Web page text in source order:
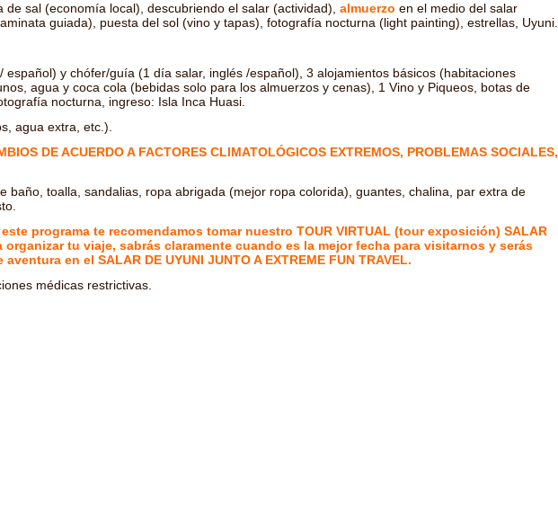
sal (economía local), descubriendo el salar (actividad), almuerzo en el medio del salar
guiada), puesta del sol (vino y tapas), fotografía nocturna (light painting), estrellas, Uyuni.
y chófer/guía (1 día salar, inglés /español), 3 alojamientos básicos (habitaciones
agua y coca cola (bebidas solo para los almuerzos y cenas), 1 Vino y Piqueos, botas de
nocturna, ingreso: Isla Inca Huasi.
agua extra, etc.).
DE ACUERDO A FACTORES CLIMATOLÓGICOS EXTREMOS, PROBLEMAS SOCIALES,
baño, toalla, sandalias, ropa abrigada (mejor ropa colorida), guantes, chalina, par extra de
programa te recomendamos tomar nuestro TOUR VIRTUAL (tour exposición) SALAR
organizar tu viaje, sabrás claramente cuando es la mejor fecha para visitarnos y serás
aventura en el SALAR DE UYUNI JUNTO A EXTREME FUN TRAVEL.
médicas restrictivas.